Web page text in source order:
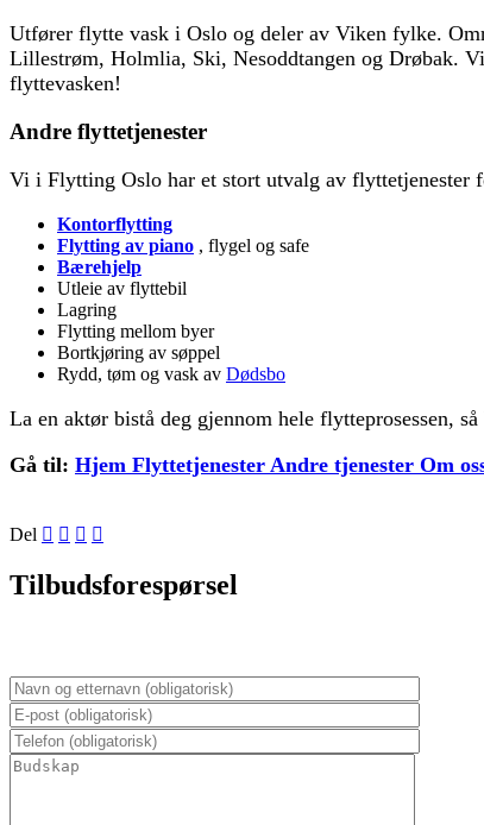
Utfører flytte vask i Oslo og deler av Viken fylke.
Lillestrøm, Holmlia, Ski, Nesoddtangen og Drøbak.
flyttevasken!
Andre flyttetjenester
Vi i Flytting Oslo har et stort utvalg av
Kontorflytting
Flytting av piano , flygel og safe
Bærehjelp
Utleie av flyttebil
Lagring
Flytting mellom byer
Bortkjøring av søppel
Rydd, tøm og vask av Dødsbo
La en aktør bistå deg gjennom hele flytteprosessen,
Gå til: Hjem Flyttetjenester Andre tjenester Om
Del
Tilbudsforespørsel